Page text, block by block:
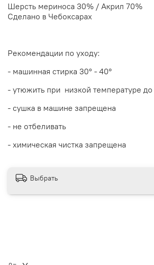
Шерсть мериноса 30% / Акрил 70%
Сделано в Чебоксарах
Рекомендации по уходу:
- машинная стирка 30° - 40°
- утюжить при низкой температуре до
- сушка в машине запрещена
- не отбеливать
- химическая чистка запрещена
Выбрать